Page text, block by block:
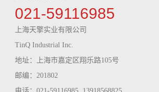
021-59116985
上海天擎实业有限公司
TinQ Industrial Inc.
地址：上海市嘉定区翔乐路105号
邮编：201802